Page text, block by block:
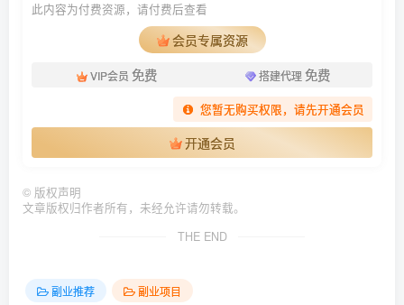
此内容为付费资源，请付费后查看
会员专属资源
VIP会员 免费 搭建代理 免费
您暂无购买权限，请先开通会员
开通会员
© 版权声明
文章版权归作者所有，未经允许请勿转载。
THE END
副业推荐 副业项目